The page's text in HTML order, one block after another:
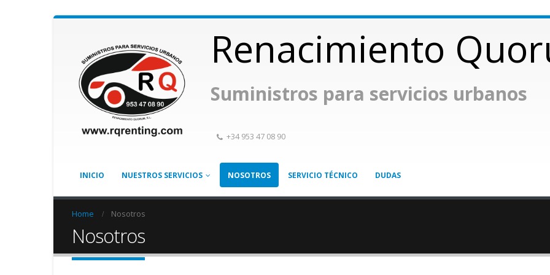
Renacimiento
Suministros para servicios urbanos
+34 953 47 08 90
INICIO NUESTROS SERVICIOS NOSOTROS SERVICIO TÉCNICO DUDAS
Home Nosotros
Nosotros